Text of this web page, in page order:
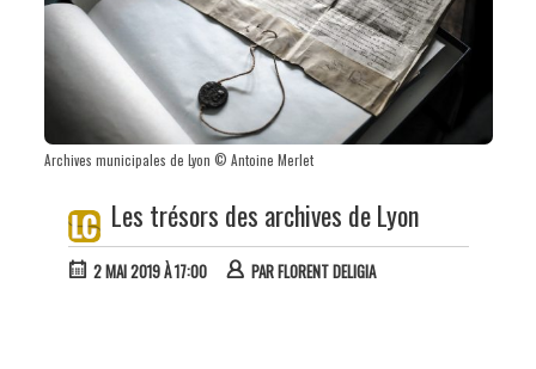
Archives municipales de Lyon © Antoine Merlet
Les trésors des archives de Lyon
2 MAI 2019 À 17:00 PARFLORENT DELIGIA